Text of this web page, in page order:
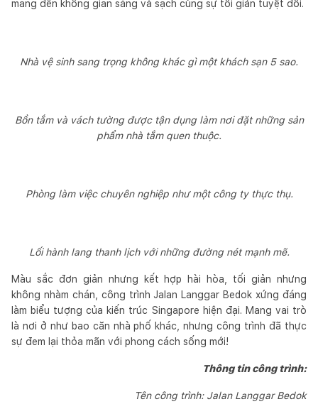
mang đến không gian sáng và sạch cùng sự tối giản tuyệt đối.
Nhà vệ sinh sang trọng không khác gì một khách sạn 5 sao.
Bồn tắm và vách tường được tận dụng làm nơi đặt những sản
phẩm nhà tắm quen thuộc.
Phòng làm việc chuyên nghiệp như một công ty thực thụ.
Lối hành lang thanh lịch với những đường nét mạnh mẽ.
Màu sắc đơn giản nhưng kết hợp hài hòa, tối giản nhưng
không nhàm chán, công trình Jalan Langgar Bedok xứng đáng
làm biểu tượng của kiến trúc Singapore hiện đại. Mang vai trò
là nơi ở như bao căn nhà phố khác, nhưng công trình đã thực
sự đem lại thỏa mãn với phong cách sống mới!
Thông tin công trình:
Tên công trình: Jalan Langgar Bedok